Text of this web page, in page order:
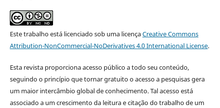
Este trabalho está licenciado sob uma licençaCreative Commons
Attribution-NonCommercial-NoDerivatives 4.0 International License.
Esta revista proporciona acesso público a todo seu conteúdo,
seguindo o princípio que tornar gratuito o acesso a pesquisas gera
um maior intercâmbio global de conhecimento. Tal acesso está
associado a um crescimento da leitura e citação do trabalho de um